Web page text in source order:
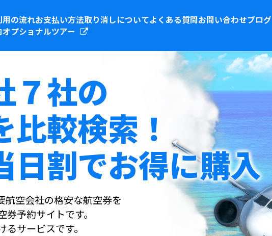
用の流れお支払い方法取り消しについてよくある質問お問い合わせブログ
オプショナルツアー
７社の
比較検索！
日割でお得に購入
航空会社の格安な航空券を
予約サイトです。
サービスです。